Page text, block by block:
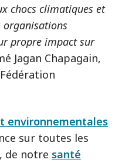
chocs climatiques et
organisations
propre impact sur
Jagan Chapagain,
environnementales
sur toutes les
de notre santé